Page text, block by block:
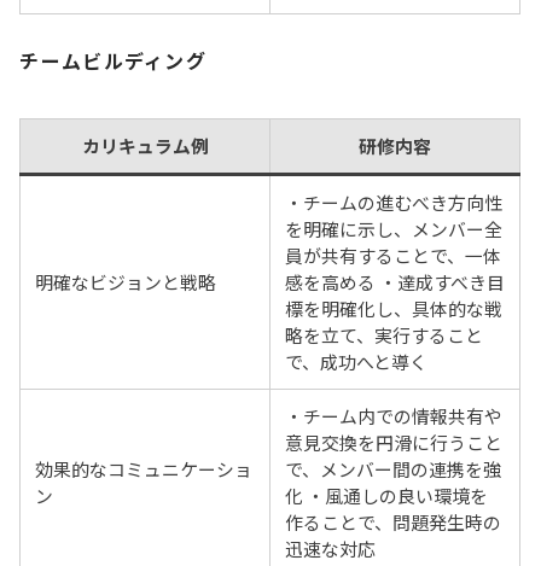
チームビルディング
カリキュラム例 研修内容
明確なビジョンと戦略
・チームの進むべき方向性
を明確に示し、メンバー全
員が共有することで、一体
感を高める ・達成すべき目
標を明確化し、具体的な戦
略を立て、実行すること
で、成功へと導く
効果的なコミュニケーショ
ン
・チーム内での情報共有や
意見交換を円滑に行うこと
で、メンバー間の連携を強
化 ・風通しの良い環境を
作ることで、問題発生時の
迅速な対応